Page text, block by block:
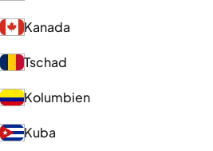
Kanada
Tschad
Kolumbien
Kuba